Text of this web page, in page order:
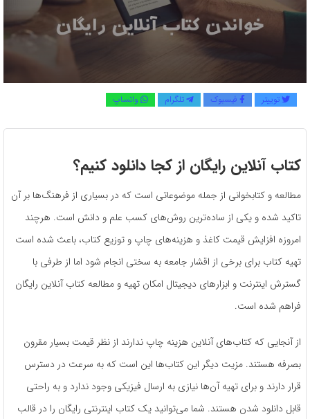
توییتر فیسبوک تلگرام واتساپ
کتاب آنلاین رایگان از کجا دانلود کنیم؟
مطالعه و کتابخوانی از جمله موضوعاتی است که در بسیاری از فرهنگ‌ها بر آن
تاکید شده و یکی از ساده‌ترین روش‌های کسب علم و دانش است. هرچند
امروزه افزایش قیمت کاغذ و هزینه‌های چاپ و توزیع کتاب، باعث شده است
تهیه کتاب برای برخی از اقشار جامعه به سختی انجام شود اما از طرفی با
گسترش اینترنت و ابزارهای دیجیتال امکان تهیه و مطالعه کتاب آنلاین رایگان
فراهم شده است.
از آنجایی که کتاب‌های آنلاین هزینه چاپ ندارند از نظر قیمت بسیار مقرون
بصرفه هستند. مزیت دیگر این کتاب‌ها این است که به سرعت در دسترس
قرار دارند و برای تهیه آن‌ها نیازی به ارسال فیزیکی وجود ندارد و به راحتی
قابل دانلود شدن هستند. شما می‌توانید یک کتاب اینترنتی رایگان را در قالب